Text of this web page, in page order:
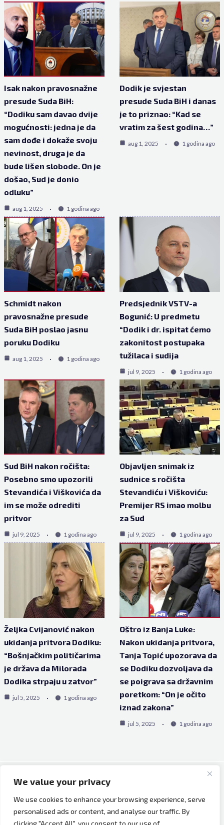
We value your privacy
We use cookies to enhance your browsing experience, serve
personalised ads or content, and analyse our traffic. By
clicking "Accept All", you consent to our use of
Isak nakon pravosnažne
presude Suda BiH:
“Dodiku sam davao dvije
mogućnosti: jedna je da
sam dođe i dokaže svoju
nevinost, druga je da
bude lišen slobode. On je
došao, Sud je donio
odluku”
aug 1, 2025 1 godina ago
Dodik je svjestan
presude Suda BiH i danas
je to priznao: “Kad se
vratim za šest godina…”
aug 1, 2025 1 godina ago
Schmidt nakon
pravosnažne presude
Suda BiH poslao jasnu
poruku Dodiku
aug 1, 2025 1 godina ago
Predsjednik VSTV-a
Bogunić: U predmetu
“Dodik i dr. ispitat ćemo
zakonitost postupaka
tužilaca i sudija
jul 9, 2025 1 godina ago
Sud BiH nakon ročišta:
Posebno smo upozorili
Stevandića i Viškovića da
im se može odrediti
pritvor
jul 9, 2025 1 godina ago
Objavljen snimak iz
sudnice s ročišta
Stevandiću i Viškoviću:
Premijer RS imao molbu
za Sud
jul 9, 2025 1 godina ago
Željka Cvijanović nakon
ukidanja pritvora Dodiku:
“Bošnjačkim političarima
je država da Milorada
Dodika strpaju u zatvor”
jul 5, 2025 1 godina ago
Oštro iz Banja Luke:
Nakon ukidanja pritvora,
Tanja Topić upozorava da
se Dodiku dozvoljava da
se poigrava sa državnim
poretkom: “On je očito
iznad zakona”
jul 5, 2025 1 godina ago
Copyright © 2026 Bh Dijaspora.
O nama
Marketing